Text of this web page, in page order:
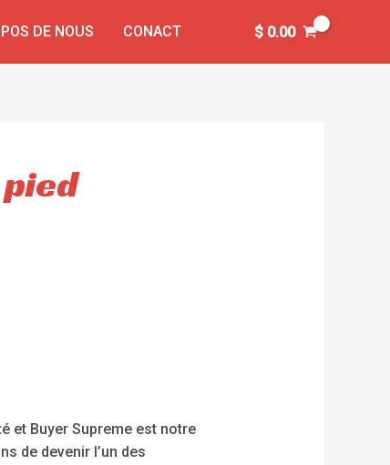
DE NOUS CONACT $0.00
et Buyer Supreme est notre
de devenir l’un des